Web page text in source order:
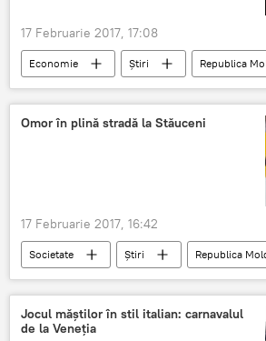
17 Februarie 2017, 17:08
Economie Știri
Republica
Veaceslav Ioniță
Buletin de identitate
Bănci
Schimb valutar
Omor în plină stradă la Stăuceni
17 Februarie 2017, 16:42
Societate Știri
Republica
omor
Adrian Jovmir
Stăuceni
Jocul măștilor în stil italian: carnavalul
de la Veneția